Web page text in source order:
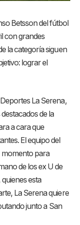
Betsson del fútbol
con grandes
la categoría siguen
lograr el
La Serena,
de la
a cara que
El equipo del
para
de los ex U de
esta
La Serena quiere
junto a San